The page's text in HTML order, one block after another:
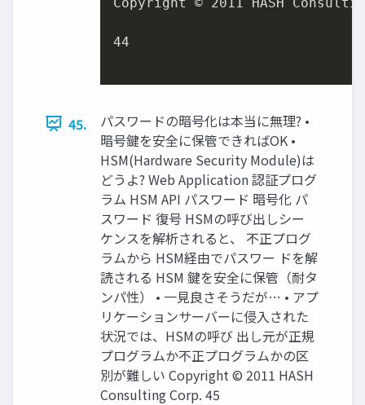
44
45.
パスワードの暗号化は本当に無理? •
暗号鍵を安全に保管できればOK •
HSM(Hardware Security Module)は
どうよ? Web Application 認証プログ
ラム HSM API パスワード 暗号化 パ
スワード 復号 HSMの呼び出しシー
ケンスを解析されると、 不正プログ
ラムから HSM経由でパスワー ドを解
読される HSM 鍵を安全に保管（耐タ
ンパ性） • 一見良さそうだが… • アプ
リケーションサーバーに侵入された
状況では、HSMの呼び 出し元が正規
プログラムか不正プログラムかの区
別が難しい Copyright © 2011 HASH
Consulting Corp. 45